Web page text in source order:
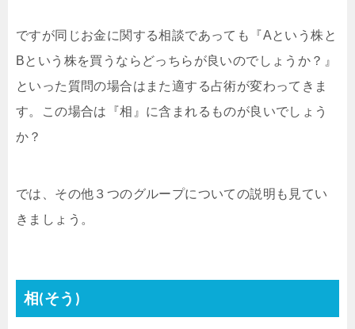
ですが同じお金に関する相談であっても『Aという株と
Bという株を買うならどっちらが良いのでしょうか？』
といった質問の場合はまた適する占術が変わってきま
す。この場合は『相』に含まれるものが良いでしょう
か？
では、その他３つのグループについての説明も見てい
きましょう。
相(そう)